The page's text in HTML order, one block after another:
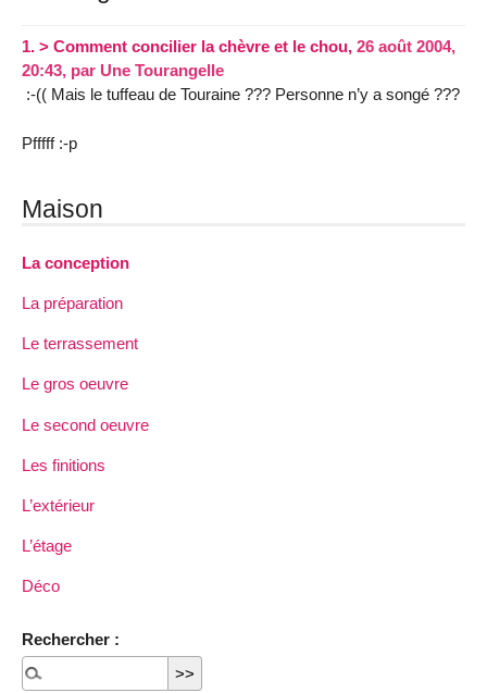
1. > Comment concilier la chèvre et le chou, 26 août 2004,
20:43, par Une Tourangelle
:-(( Mais le tuffeau de Touraine ??? Personne n’y a songé ???
Pfffff :-p
Maison
La conception
La préparation
Le terrassement
Le gros oeuvre
Le second oeuvre
Les finitions
L’extérieur
L’étage
Déco
Rechercher :